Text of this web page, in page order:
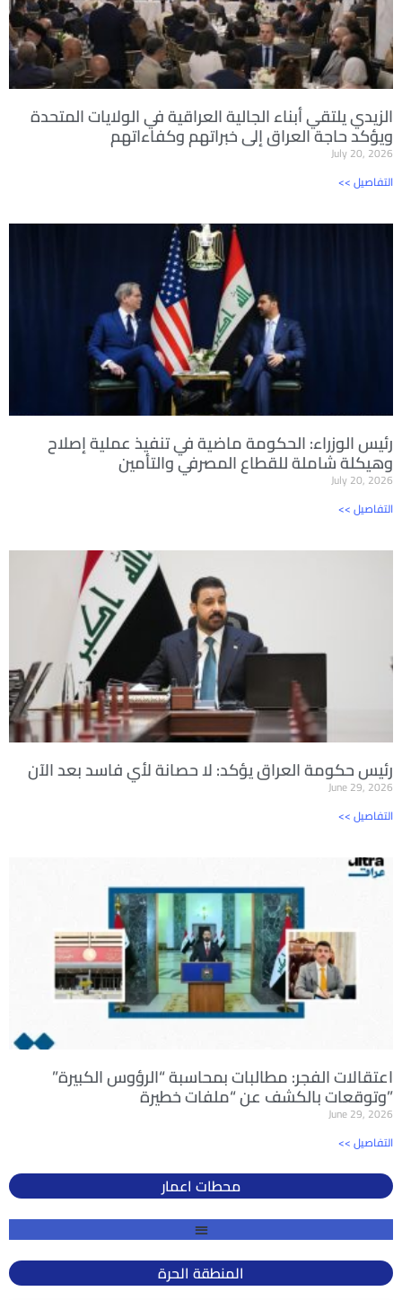
الزيدي يلتقي أبناء الجالية العراقية في الولايات المتحدة
ويؤكد حاجة العراق إلى خبراتهم وكفاءاتهم
July 20, 2026
<< التفاصيل
رئيس الوزراء: الحكومة ماضية في تنفيذ عملية إصلاح
وهيكلة شاملة للقطاع المصرفي والتأمين
July 20, 2026
<< التفاصيل
رئيس حكومة العراق يؤكد: لا حصانة لأي فاسد بعد الآن
June 29, 2026
<< التفاصيل
اعتقالات الفجر: مطالبات بمحاسبة “الرؤوس الكبيرة”
وتوقعات بالكشف عن “ملفات خطيرة”
June 29, 2026
<< التفاصيل
محطات اعمار
المنطقة الحرة